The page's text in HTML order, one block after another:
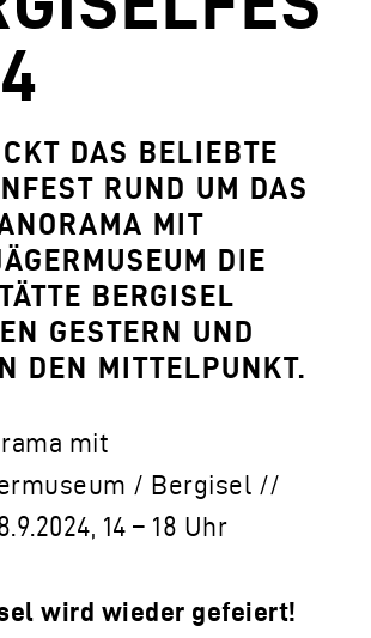
PANORAMA MIT
UND
TLM
DAS BELIEBTE
RUND UM DAS
MIT
DIE
BERGISEL
GESTERN UND
DEN MITTELPUNKT.
mit
/ Bergisel //
14 – 18 Uhr
wird wieder gefeiert!